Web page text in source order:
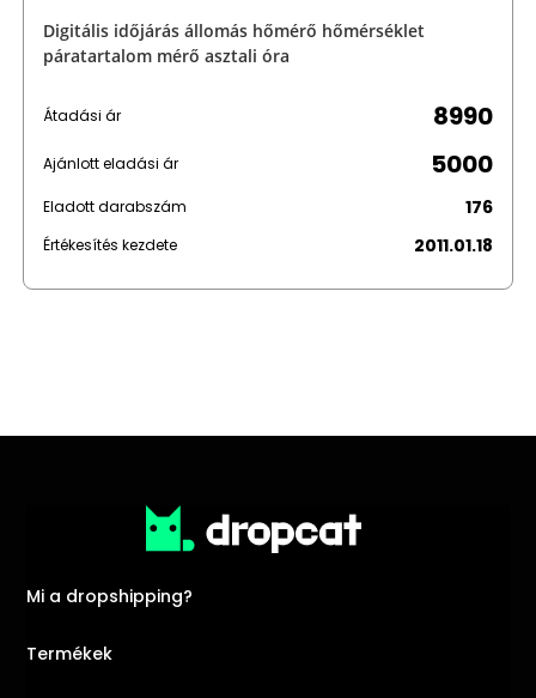
Digitális időjárás állomás hőmérő hőmérséklet
páratartalom mérő asztali óra
Átadási ár 8990
Ajánlott eladási ár 5000
Eladott darabszám 176
Értékesítés kezdete 2011.01.18
Mi a dropshipping?
Termékek